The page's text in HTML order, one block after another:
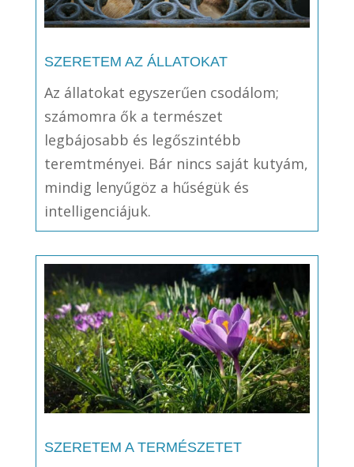
SZERETEM AZ ÁLLATOKAT
Az állatokat egyszerűen csodálom;
számomra ők a természet
legbájosabb és legőszintébb
teremtményei. Bár nincs saját kutyám,
mindig lenyűgöz a hűségük és
intelligenciájuk.
SZERETEM A TERMÉSZETET